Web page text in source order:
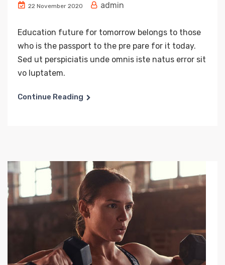
22 November 2020 admin
Education future for tomorrow belongs to those
who is the passport to the pre pare for it today.
Sed ut perspiciatis unde omnis iste natus error sit
vo luptatem.
Continue Reading